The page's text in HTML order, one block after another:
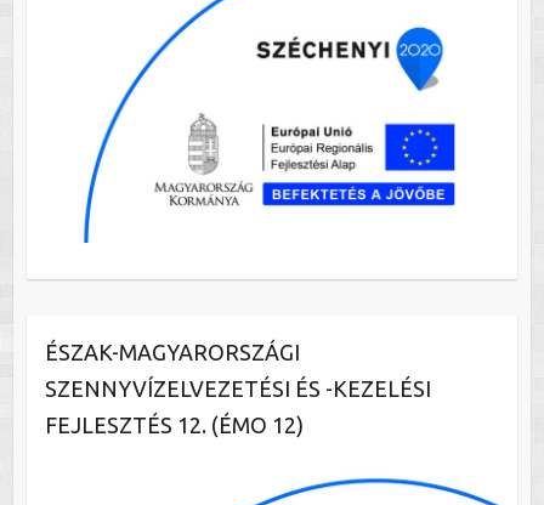
ÉSZAK-MAGYARORSZÁGI
SZENNYVÍZELVEZETÉSI ÉS -KEZELÉSI
FEJLESZTÉS 12. (ÉMO 12)